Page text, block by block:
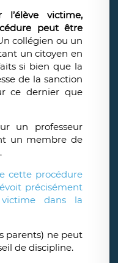
victime,
peut être
collégien ou un
un citoyen en
si bien que la
de la sanction
ce dernier que
un professeur
un membre de
cette procédure
précisément
dans la
parents) ne peut
de discipline.